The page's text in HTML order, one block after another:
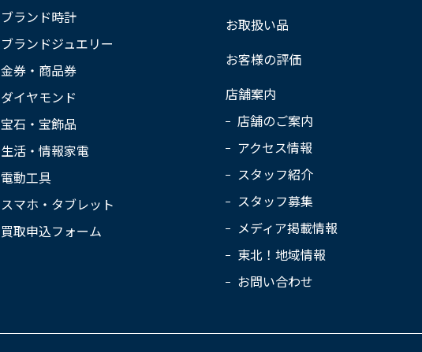
ブランド時計
ブランドジュエリー
金券・商品券
ダイヤモンド
宝石・宝飾品
生活・情報家電
電動工具
スマホ・タブレット
買取申込フォーム
お取扱い品
お客様の評価
店舗案内
店舗のご案内
アクセス情報
スタッフ紹介
スタッフ募集
メディア掲載情報
東北！地域情報
お問い合わせ